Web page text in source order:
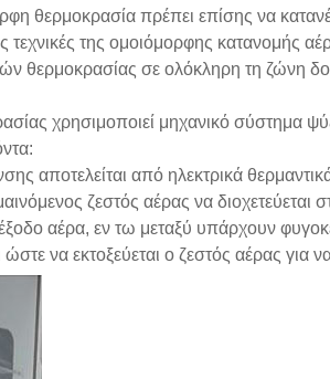
θερμοκρασία πρέπει επίσης να
τεχνικές της ομοιόμορφης κατανομής
θερμοκρασίας σε ολόκληρη τη ζώνη
χρησιμοποιεί μηχανικό σύστημα
αποτελείται από ηλεκτρικά
ζεστός αέρας να
αέρα, εν τω μεταξύ υπάρχουν
να εκτοξεύεται ο ζεστός αέρας για